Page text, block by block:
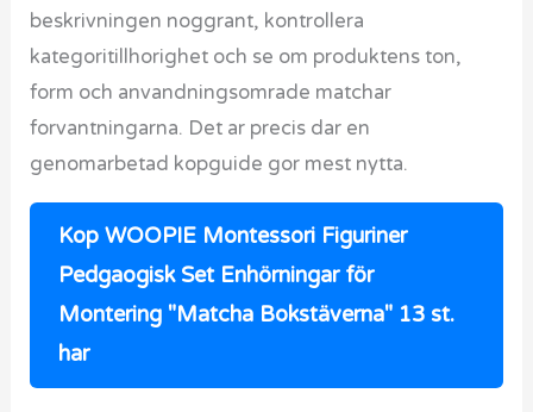
beskrivningen noggrant, kontrollera
kategoritillhorighet och se om produktens ton,
form och anvandningsomrade matchar
forvantningarna. Det ar precis dar en
genomarbetad kopguide gor mest nytta.
Kop WOOPIE Montessori Figuriner
Pedgaogisk Set Enhörningar för
Montering "Matcha Bokstäverna" 13 st.
har